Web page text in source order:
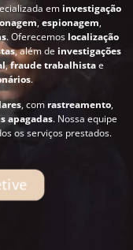
em investigação
,espionagem,
. Oferecemos localização
, além de investigações
,fraude trabalhistae
.
, com rastreamento,
apagadas. Nossa equipe
os serviços prestados.